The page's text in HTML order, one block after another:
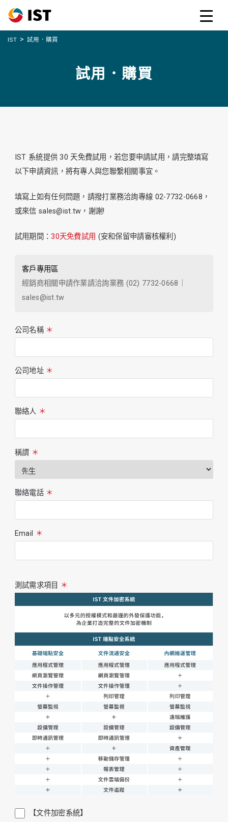
IST > 試用．購買
試用．購買
IST 系統提供 30 天免費試用，若您要申請試用，請完整填寫
以下申請資訊，將有專人與您聯繫相關事宜。
填寫上如有任何問題，請撥打業務洽詢專線 02-7732-0668，
或來信 sales@ist.tw，謝謝!
試用期間：30天免費試用 (安和保留申請審核權利)
客戶專用區
經銷商相關申請作業請洽詢業務 (02) 7732-0668｜
sales@ist.tw
公司名稱 ＊
公司地址 ＊
聯絡人 ＊
稱謂 ＊
聯絡電話 ＊
Email ＊
測試需求項目 ＊
【文件加密系統】